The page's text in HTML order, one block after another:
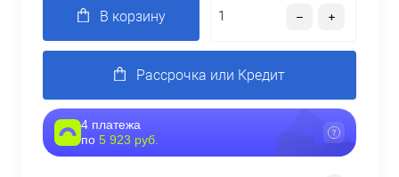
В корзину
Рассрочка или Кредит
4 платежа
по 5 923 руб.